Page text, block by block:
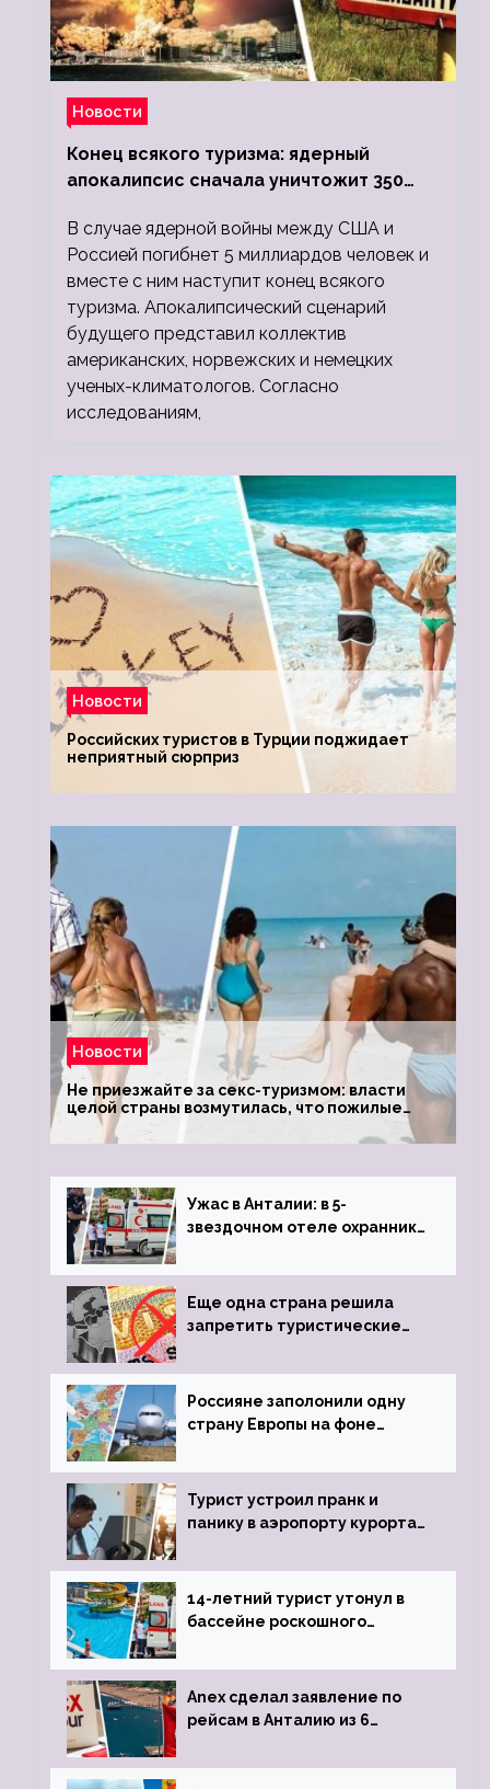
Новости
Конец всякого туризма: ядерный
апокалипсис сначала уничтожит 350
людей
В случае ядерной войны между США и
Россией погибнет 5 миллиардов человек и
вместе с ним наступит конец всякого
туризма. Апокалипсический сценарий
будущего представил коллектив
американских, норвежских и немецких
ученых-климатологов. Согласно
исследованиям,
Новости
Российских туристов в Турции поджидает
неприятный сюрприз
Новости
Не приезжайте за секс-туризмом: власти
целой страны возмутилась, что пожилые
туристки массово едут к ним, чтобы
обзавестись молодыми любовниками
Ужас в Анталии: в 5-
звездочном отеле охранник
пистолета
Еще одна страна решила
запретить туристические
Россияне заполонили одну
страну Европы на фоне
виз
Турист устроил пранк и
панику в аэропорту курорта,
задержке рейса
14-летний турист утонул в
бассейне роскошного
Anex сделал заявление по
рейсам в Анталию из 6